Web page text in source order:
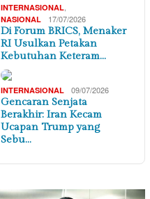
INTERNASIONAL
NASIONAL 17/07/2026
Di Forum BRICS, Menaker
RI Usulkan Petakan
Kebutuhan Keteram…
INTERNASIONAL 09/07/2026
Gencaran Senjata
Berakhir: Iran Kecam
Ucapan Trump yang
Sebu…